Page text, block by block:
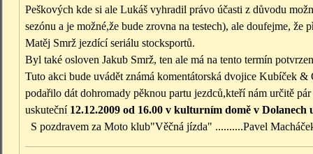
Peškových kde si ale Lukáš vyhradil právo účasti z důvodu
sezónu a je možné,že bude zrovna na testech), ale doufejme,
Matěj Smrž jezdící seriálu stocksportů.
Byl také osloven Jakub Smrž, ten ale má na tento termín
Tuto akci bude uvádět známá komentátorská dvojice Kubíček
podařilo dát dohromady pěknou partu jezdců,kteří nám určitě
uskuteční 12.12.2009 od 16.00 v kulturním domě v Dolanech
S pozdravem za Moto klub"Věčná jízda" ..........Pavel